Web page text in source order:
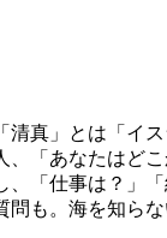
真」とは「イ
「あなたは
「仕事は？」
も。海を知ら